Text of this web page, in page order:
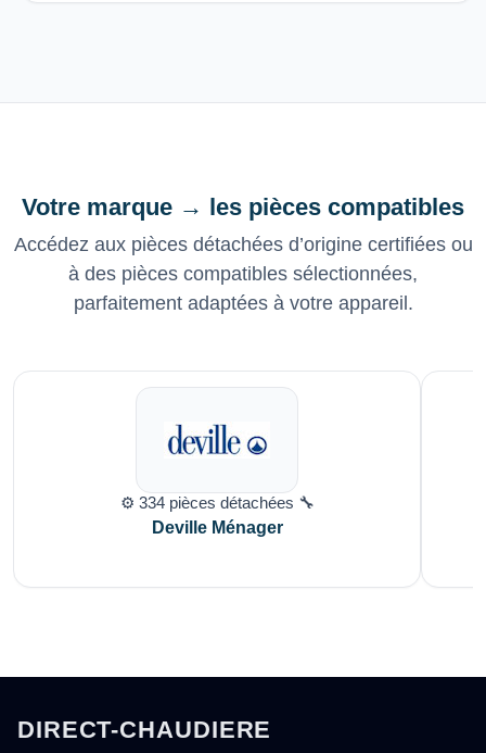
Votre marque → les pièces compatibles
Accédez aux pièces détachées d’origine certifiées ou
à des pièces compatibles sélectionnées,
parfaitement adaptées à votre appareil.
⚙️ 334 pièces détachées 🔧
Deville Ménager
DIRECT-CHAUDIERE